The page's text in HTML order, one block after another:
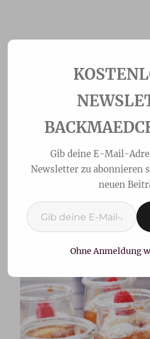
Himbeer-
im Glas
Gib deine E-Mail-
Newsletter zu abonnieren
neuen
Gib deine E-Mail-Adresse ein ...
Ohne Anmeldung